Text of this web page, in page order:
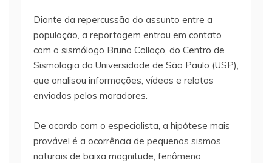
Diante da repercussão do assunto entre a
população, a reportagem entrou em contato
com o sismólogo Bruno Collaço, do Centro de
Sismologia da Universidade de São Paulo (USP),
que analisou informações, vídeos e relatos
enviados pelos moradores.
De acordo com o especialista, a hipótese mais
provável é a ocorrência de pequenos sismos
naturais de baixa magnitude, fenômeno